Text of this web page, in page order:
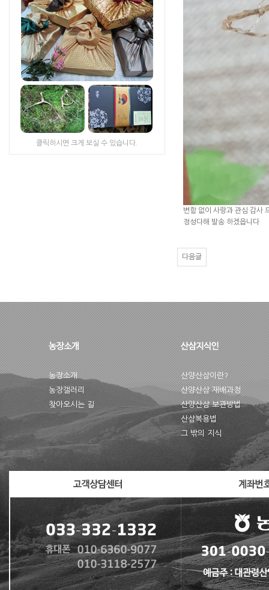
클릭하시면 크게 보실 수 있습니다.
변함 없이 사랑과 관심 감사
정성다해 발송 하겠읍니다
다음글
농장소개
농장갤러리
찾아오시는 길
산양산삼이란?
산양산삼 재배과정
산양산삼 보관방법
산삼복용법
그 밖의 지식